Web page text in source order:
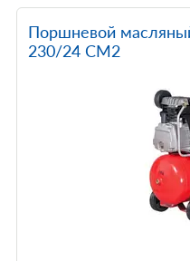
Поршневой
230/24 CM2